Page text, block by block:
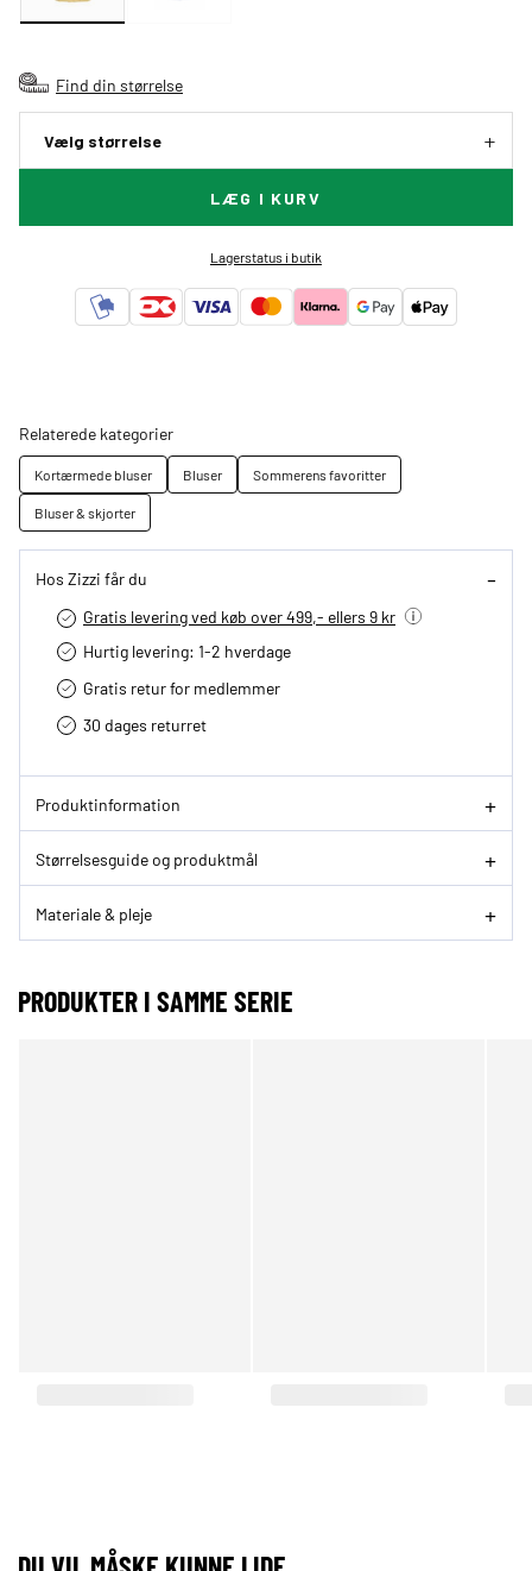
Find din størrelse
Vælg størrelse
LÆG I KURV
Lagerstatus i butik
Relaterede kategorier
Kortærmede bluser Bluser
Sommerens favoritter
Bluser & skjorter
Hos Zizzi får du
Gratis levering ved køb over 499,- ellers 9 kr
Hurtig levering­: 1-2 hverdage
Gratis retur for medlemmer
30 dages returret
Produktinformation
Størrelsesguide og produktmål
Materiale & pleje
PRODUKTER I SAMME SERIE